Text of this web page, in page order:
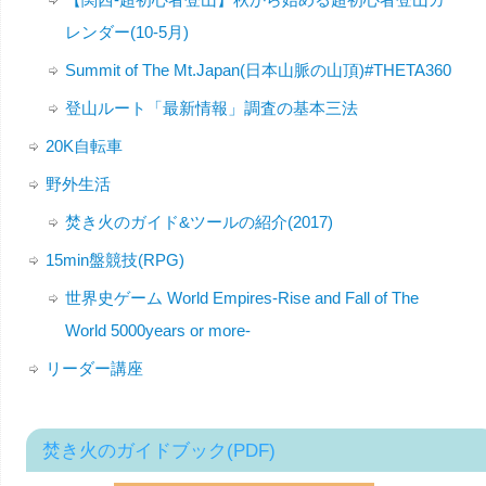
レンダー(10-5月)
Summit of The Mt.Japan(日本山脈の山頂)#THETA360
登山ルート「最新情報」調査の基本三法
20K自転車
野外生活
焚き火のガイド&ツールの紹介(2017)
15min盤競技(RPG)
世界史ゲーム World Empires-Rise and Fall of The
World 5000years or more-
リーダー講座
焚き火のガイドブック(PDF)